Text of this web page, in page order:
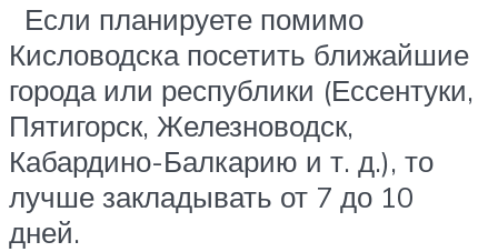
Если планируете помимо
Кисловодска посетить ближайшие
города или республики (Ессентуки,
Пятигорск, Железноводск,
Кабардино-Балкарию и т. д.), то
лучше закладывать от 7 до 10
дней.